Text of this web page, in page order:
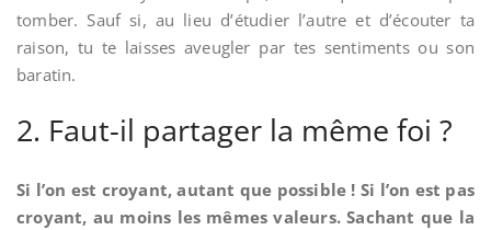
tomber. Sauf si, au lieu d’étudier l’autre et d’écouter ta
raison, tu te laisses aveugler par tes sentiments ou son
baratin.
2. Faut-il partager la même foi ?
Si l’on est croyant, autant que possible ! Si l’on est pas
croyant, au moins les mêmes valeurs. Sachant que la